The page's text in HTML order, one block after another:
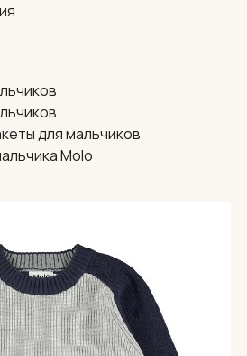
для мальчиков
Molo